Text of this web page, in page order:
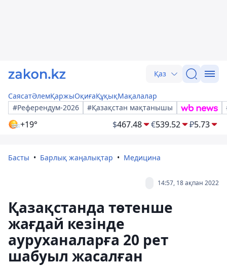
Қаз
СаясатӘлемҚаржыОқиғаҚұқықМақалалар
#Референдум-2026
#Қазақстан мақтанышы
+19° $467.48 €539.52 ₽5.73
Басты Барлық жаңалықтар Медицина
14:57, 18 ақпан 2022
Қазақстанда төтенше
жағдай кезінде
ауруханаларға 20 рет
шабуыл жасалған